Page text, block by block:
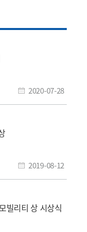
2020-07-28
2019-08-12
빌리티 상 시상식